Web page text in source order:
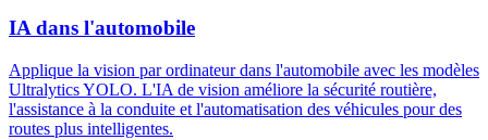
IA dans l'automobile
Applique la vision par ordinateur dans l'automobile avec les modèles
Ultralytics YOLO. L'IA de vision améliore la sécurité routière,
l'assistance à la conduite et l'automatisation des véhicules pour des
routes plus intelligentes.